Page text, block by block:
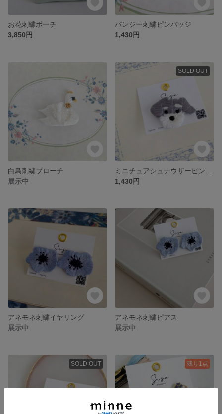
お花刺繍ポーチ
3,850円
パンジー刺繍ピンバッジ
1,430円
白鳥刺繍ブローチ
展示中
SOLD OUT
1,430円
アネモネ刺繍イヤリング
展示中
アネモネ刺繍ピアス
展示中
SOLD OUT 残り1点